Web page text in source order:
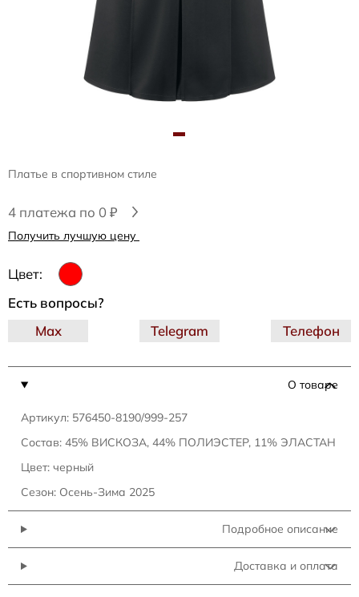
Платье в спортивном стиле
4 платежа по 0 ₽
Получить лучшую цену
Цвет:
О товаре
Артикул: 576450-8190/999-257
Состав: 45% ВИСКОЗА, 44% ПОЛИЭСТЕР, 11% ЭЛАСТАН
Цвет: черный
Сезон: Осень-Зима 2025
Подробное описание
Доставка и оплата
Есть вопросы?
Telegram
Max Телефон